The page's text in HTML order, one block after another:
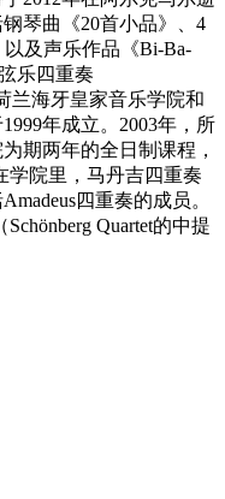
琴曲《20首小品》、4
以及声乐作品《Bi-Ba-
乐四重奏
兰海牙皇家音乐学院和
年成立。2003年，所
期两年的全日制课程，
学院里，马丹吉四重奏
四重奏的成员。
Quartet的中提